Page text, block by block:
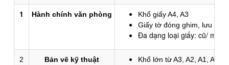
1
Hành chính văn phòng
Khổ giấy A4, A3
Giấy tờ đóng ghim, lưu trữ
Đa dạng loại giấy: cũ/ mới,
2 Bản vẽ kỹ thuật
Khổ lớn từ A3, A2, A1, A0